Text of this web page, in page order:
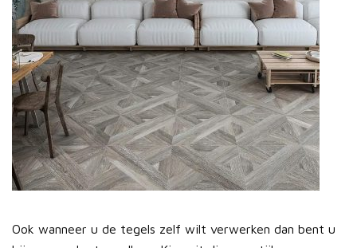
Ook wanneer u de tegels zelf wilt verwerken dan bent u